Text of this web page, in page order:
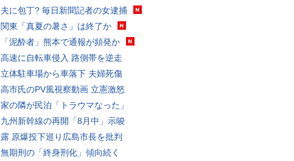
夫に包丁? 毎日新聞記者の女逮捕
関東「真夏の暑さ」は終了か
「泥酔者」熊本で通報が頻発か
高速に自転車侵入 路側帯を逆走
立体駐車場から車落下 夫婦死傷
高市氏のPV風視察動画 立憲激怒
家の隣が民泊「トラウマなった」
九州新幹線の再開「8月中」示唆
露 原爆投下巡り広島市長を批判
無期刑の「終身刑化」傾向続く